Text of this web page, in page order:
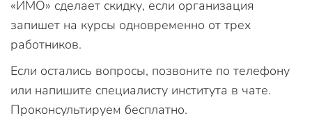
«ИМО» сделает скидку, если организация
запишет на курсы одновременно от трех
работников.
Если остались вопросы, позвоните по телефону
или напишите специалисту института в чате.
Проконсультируем бесплатно.